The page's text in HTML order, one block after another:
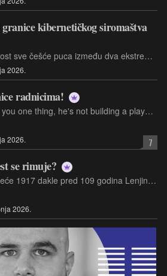
kibernetičkog siromaštva
Sigurnost sve češće puca između dva ekstrema: organizacije koje nemaju dovoljno kapaciteta da se zaštite i organizacije koje se guše u vlastitoj složenosti
2026.
radnicima!
“I'll tell you one thing, he's not building a playhouse for the children” Tom Waits: “What’s he building?”
2026. 7
se rimuje?
U proljeće 1917 dakle pred 109 godina Lenjin je sišao s vlaka na Finski kolodvor, Финляндский вокзал u Petrogradu i stavio zupčanike revolucije u pogon…
2026.